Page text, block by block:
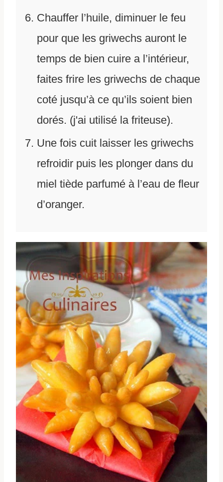
Chauffer l’huile, diminuer le feu
pour que les griwechs auront le
temps de bien cuire a l’intérieur,
faites frire les griwechs de chaque
coté jusqu’à ce qu’ils soient bien
dorés. (j'ai utilisé la friteuse).
Une fois cuit laisser les griwechs
refroidir puis les plonger dans du
miel tiède parfumé à l’eau de fleur
d’oranger.